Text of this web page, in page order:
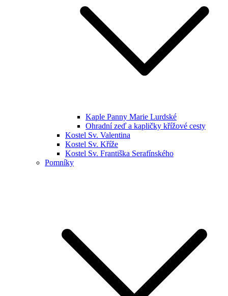
Kaple Panny Marie Lurdské
Ohradní zeď a kapličky křížové cesty
Kostel Sv. Valentina
Kostel Sv. Kříže
Kostel Sv. Františka Serafínského
Pomníky